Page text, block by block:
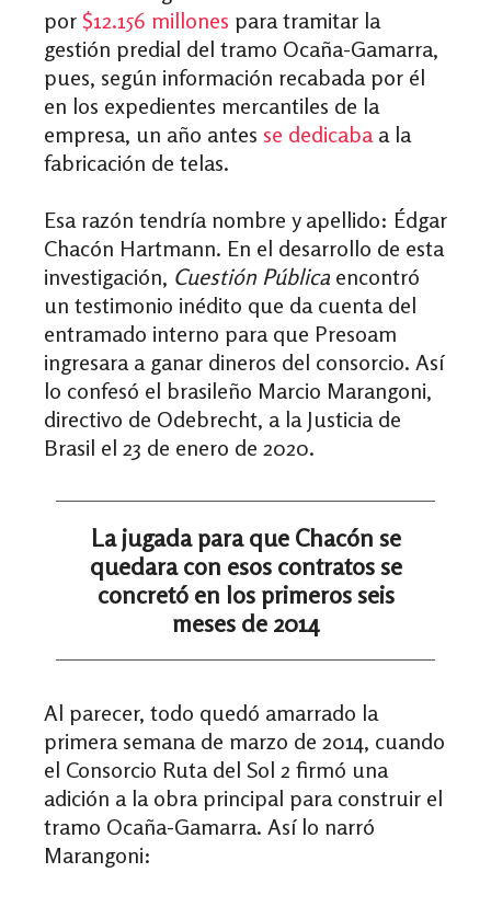
por $12.156 millones para tramitar la
gestión predial del tramo Ocaña-Gamarra,
pues, según información recabada por él
en los expedientes mercantiles de la
empresa, un año antes se dedicabaa la
fabricación de telas.
Esa razón tendría nombre y apellido: Édgar
Chacón Hartmann. En el desarrollo de esta
investigación, Cuestión Pública encontró
un testimonio inédito que da cuenta del
entramado interno para que Presoam
ingresara a ganar dineros del consorcio. Así
lo confesó el brasileño Marcio Marangoni,
directivo de Odebrecht, a la Justicia de
Brasil el 23 de enero de 2020.
La jugada para que Chacón se
quedara con esos contratos se
concretó en los primeros seis
meses de 2014
Al parecer, todo quedó amarrado la
primera semana de marzo de 2014, cuando
el Consorcio Ruta del Sol 2 firmó una
adición a la obra principal para construir el
tramo Ocaña-Gamarra. Así lo narró
Marangoni: